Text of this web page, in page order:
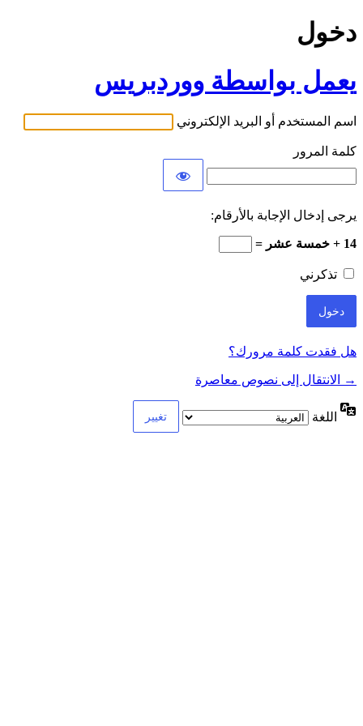
دخول
يعمل بواسطة ووردبريس
اسم المستخدم أو البريد الإلكتروني
كلمة المرور
يرجى إدخال الإجابة بالأرقام:
14 + خمسة عشر =
تذكرني
هل فقدت كلمة مرورك؟
→ الانتقال إلى نصوص معاصرة
اللغة